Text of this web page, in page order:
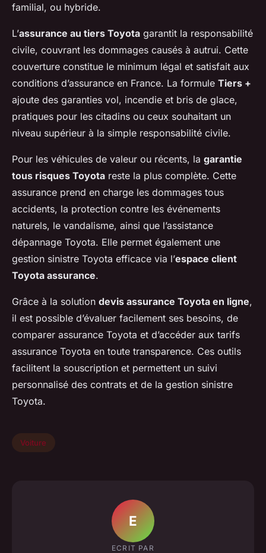
familial, ou hybride.
L’assurance au tiers Toyota garantit la responsabilité
civile, couvrant les dommages causés à autrui. Cette
couverture constitue le minimum légal et satisfait aux
conditions d’assurance en France. La formule Tiers +
ajoute des garanties vol, incendie et bris de glace,
pratiques pour les citadins ou ceux souhaitant un
niveau supérieur à la simple responsabilité civile.
Pour les véhicules de valeur ou récents, la garantie
tous risques Toyota reste la plus complète. Cette
assurance prend en charge les dommages tous
accidents, la protection contre les événements
naturels, le vandalisme, ainsi que l’assistance
dépannage Toyota. Elle permet également une
gestion sinistre Toyota efficace via l’espace client
Toyota assurance.
Grâce à la solution devis assurance Toyota en ligne,
il est possible d’évaluer facilement ses besoins, de
comparer assurance Toyota et d’accéder aux tarifs
assurance Toyota en toute transparence. Ces outils
facilitent la souscription et permettent un suivi
personnalisé des contrats et de la gestion sinistre
Toyota.
Voiture
E
ECRIT PAR